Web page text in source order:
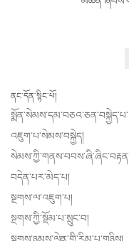
ནང་དོན་སྙིང་པོ།
འཇུག་པ་སེམས་བསྐྱེད།
བདེན་པར་མེད་པ།
སྔགས་ལ་འཇུག་པ།
སྔགས་ཀྱི་སྡོམ་པ་སྲུང་བ།
སྔགས་ཉམས་ལེན་གྱི་རིམ་པ་གཉིས།